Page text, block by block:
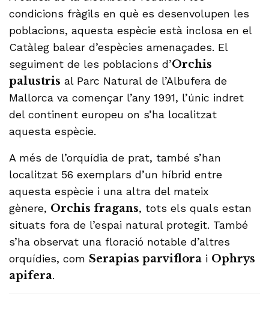
condicions fràgils en què es desenvolupen les
poblacions, aquesta espècie està inclosa en el
Catàleg balear d’espècies amenaçades. El
seguiment de les poblacions d’Orchis
palustris al Parc Natural de l’Albufera de
Mallorca va començar l’any 1991, l’únic indret
del continent europeu on s’ha localitzat
aquesta espècie.
A més de l’orquídia de prat, també s’han
localitzat 56 exemplars d’un híbrid entre
aquesta espècie i una altra del mateix
gènere, Orchis fragans, tots els quals estan
situats fora de l’espai natural protegit. També
s’ha observat una floració notable d’altres
orquídies, com Serapias parviflora i Ophrys
apifera.